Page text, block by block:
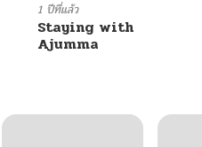
1 ปีที่แล้ว
Staying with
Ajumma